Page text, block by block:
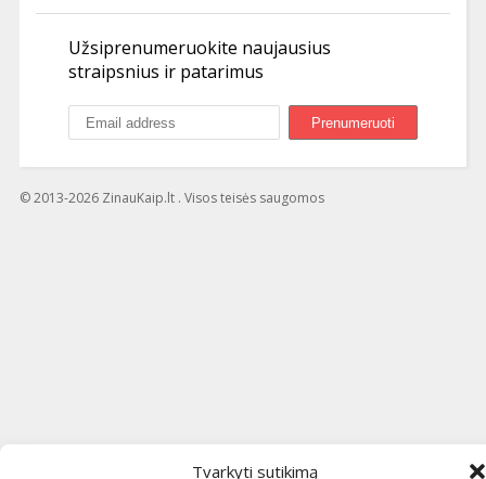
Tvarkyti sutikimą
Užsiprenumeruokite naujausius
straipsnius ir patarimus
© 2013-2026 ZinauKaip.lt . Visos teisės saugomos